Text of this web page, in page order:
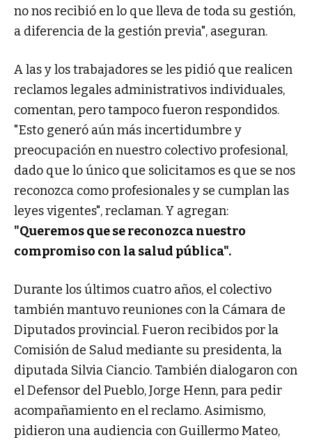
no nos recibió en lo que lleva de toda su gestión,
a diferencia de la gestión previa", aseguran.
A las y los trabajadores se les pidió que realicen
reclamos legales administrativos individuales,
comentan, pero tampoco fueron respondidos.
"Esto generó aún más incertidumbre y
preocupación en nuestro colectivo profesional,
dado que lo único que solicitamos es que se nos
reconozca como profesionales y se cumplan las
leyes vigentes", reclaman. Y agregan:
"Queremos que se reconozca nuestro
compromiso con la salud pública".
Durante los últimos cuatro años, el colectivo
también mantuvo reuniones con la Cámara de
Diputados provincial. Fueron recibidos por la
Comisión de Salud mediante su presidenta, la
diputada Silvia Ciancio. También dialogaron con
el Defensor del Pueblo, Jorge Henn, para pedir
acompañamiento en el reclamo. Asimismo,
pidieron una audiencia con Guillermo Mateo,